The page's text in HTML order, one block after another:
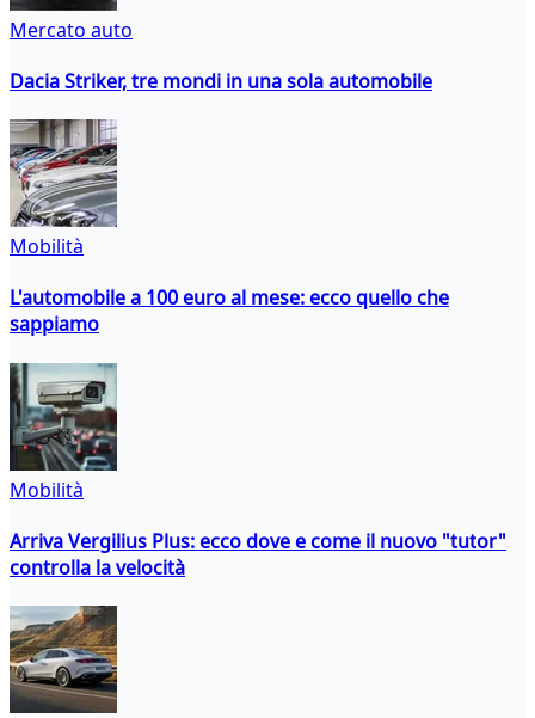
Mercato auto
Dacia Striker, tre mondi in una sola automobile
Mobilità
L'automobile a 100 euro al mese: ecco quello che
sappiamo
Mobilità
Arriva Vergilius Plus: ecco dove e come il nuovo "tutor"
controlla la velocità